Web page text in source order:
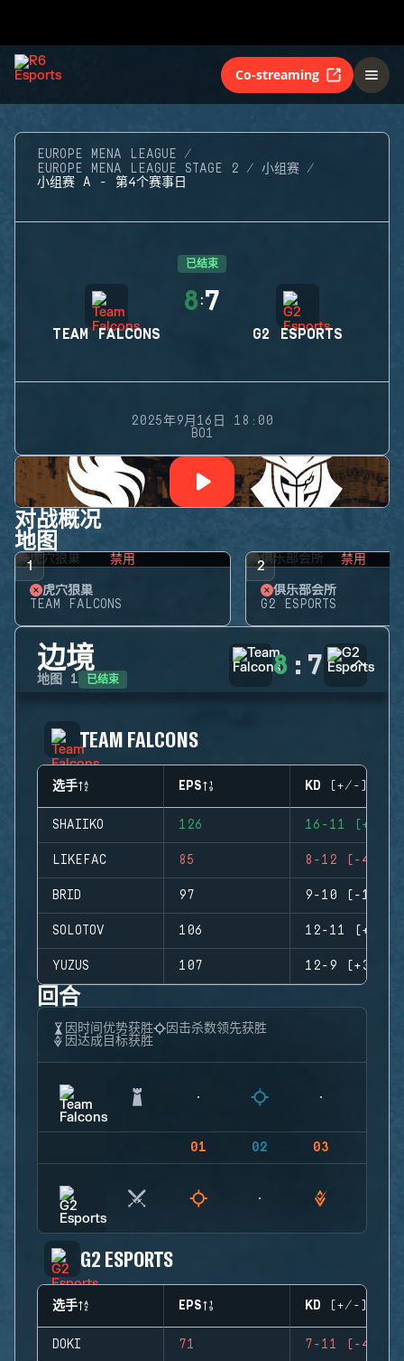
Co-streaming
EUROPE MENA LEAGUE
EUROPE MENA LEAGUE STAGE 2
小组赛
小组赛 A - 第4个赛事日
已结束
TEAM FALCONS
8 :7
G2 ESPORTS
2025年9月16日 18:00
BO1
对战概况
地图
1 禁用
虎穴狼巢
TEAM FALCONS
2 禁用
俱乐部会所
G2 ESPORTS
边境
地图 1 已结束 8 : 7
TEAM FALCONS
选手 EPS KD (+/-)
SHAIIKO 126 16-11 (+5)
LIKEFAC 85 8-12 (-4)
BRID 97 9-10 (-1)
SOLOTOV 106 12-11 (+1)
YUZUS 107 12-9 (+3)
回合
因时间优势获胜
因击杀数领先获胜
因达成目标获胜
01 02 03
G2 ESPORTS
选手 EPS KD (+/-)
DOKI 71 7-11 (-4)